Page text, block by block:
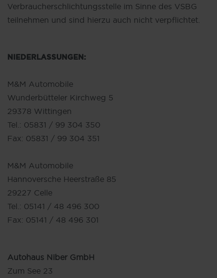
Verbraucherschlichtungsstelle im Sinne des VSBG
teilnehmen und sind hierzu auch nicht verpflichtet.
NIEDERLASSUNGEN:
M&M Automobile
Wunderbütteler Kirchweg 5
29378 Wittingen
Tel.: 05831 / 99 304 350
Fax: 05831 / 99 304 351
M&M Automobile
Hannoversche Heerstraße 85
29227 Celle
Tel.: 05141 / 48 496 300
Fax: 05141 / 48 496 301
Autohaus Niber GmbH
Zum See 23